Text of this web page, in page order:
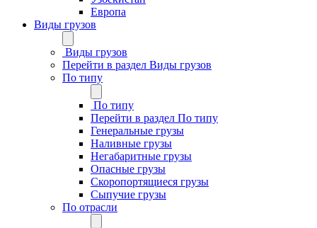
Европа
Виды грузов
Виды грузов
Перейти в раздел Виды грузов
По типу
По типу
Перейти в раздел По типу
Генеральные грузы
Наливные грузы
Негабаритные грузы
Опасные грузы
Скоропортящиеся грузы
Сыпучие грузы
По отрасли